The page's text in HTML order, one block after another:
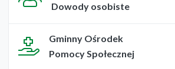
Dowody osobiste
Gminny Ośrodek
Pomocy Społecznej